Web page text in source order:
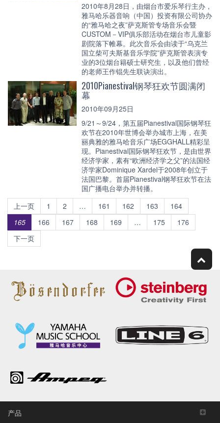
2010年8月28日，由烟台市爱乐琴行主办，
雅马哈乐器音响（中国）投资有限公司协办
的“雅马哈之夜”萨克斯管专场音乐会暨
CUSTOM－VIP俱乐部活动在烟台市儿童影
剧院落下帷幕。此次音乐会由读于“乌克兰
国立柴可夫斯基音乐学院”萨克斯管表演专
业的3位烟台籍硕士研究生，以及他们曾经
的老师王作锟先生联诀演出。
2010Pianestival钢琴狂欢节圆满闭
幕
2010年09月25日
9/21～9/24，第五届Pianestival国际钢琴狂
欢节在2010年世博会举办城市上海，在美
丽典雅的雅马哈音乐广场EGGHALL精彩呈
现。Pianestival国际钢琴狂欢节，是由世界
经济学家，素有“欧洲经济学之父”的法国经
济学家Dominique Xardel于2008年创立于
法国巴黎。首届Pianestival钢琴狂欢节在法
国广播电台举办并转播。
上一页
1 2 … 161 162 163
164
165
166 167 168 169 … 175
176
下一页
产品